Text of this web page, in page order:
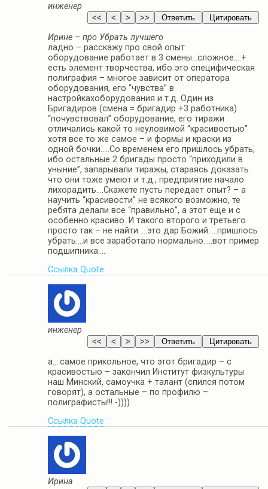
инженер
Ирине – про Убрать лучшего
ладно – расскажу про свой опыт
оборудование работает в 3 смены…сложное….+
есть элемент творчества, ибо это специфическая
полиграфия – многое зависит от оператора
оборудования, его “чувства” в
настройкахоборудования и т.д. Один из
Бригадиров (смена = бригадир +3 работника)
“почувствовал” оборудование, его тиражи
отличались какой то неуловимой “красивостью”
хотя все то же самое – и формы и краски из
одной бочки…..Со временем его пришлось убрать,
ибо остальные 2 бригады просто “приходили в
уныние”, запарывали тиражы, стараясь доказать
что они тоже умеют и т.д., предприятие начало
лихорадить….Скажете пусть передает опыт? – а
научить “красивости” не всякого возможно, те
ребята делали все “правильно”, а этот еще и с
особенно красиво. И такого второго и третьего
просто так – не найти…..это дар Божий…..пришлось
убрать….и все заработало нормально…..вот пример
подшипника….
Ссылка Quote
инженер
а….самое прикольное, что этот бригадир – с
красивостью – закончил Институт физкультуры
наш Минский, самоучка + талант (спился потом
говорят), а остальные – по профилю –
полиграфисты!!! -))))
Ссылка Quote
Ирина